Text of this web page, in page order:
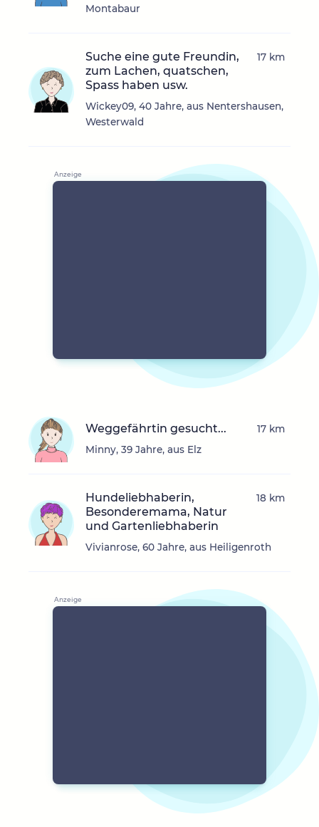
Montabaur
Suche eine gute Freundin,
zum Lachen, quatschen,
Spass haben usw.
Wickey09, 40 Jahre, aus Nentershausen,
Westerwald
17 km
Weggefährtin gesucht...
Minny, 39 Jahre, aus Elz
17 km
Hundeliebhaberin,
Besonderemama, Natur
und Gartenliebhaberin
Vivianrose, 60 Jahre, aus Heiligenroth
18 km